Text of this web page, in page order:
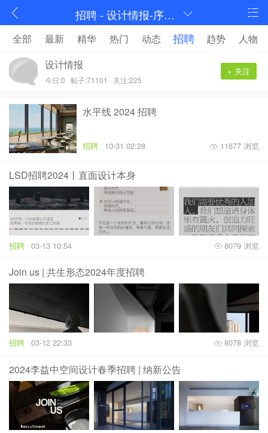
招聘 - 设计情报-序赞网
全部 最新 精华 热门 动态 招聘 趋势
人物
设计情报
今日:0 帖子:71101 关注:225
+ 关注
水平线 2024 招聘
招聘 10-31 02:28 11677 浏览
LSD招聘2024丨直面设计本身
招聘 03-13 10:54 8079 浏览
Join us | 共生形态2024年度招聘
招聘 03-12 22:33 8078 浏览
2024李益中空间设计春季招聘 | 纳新公告